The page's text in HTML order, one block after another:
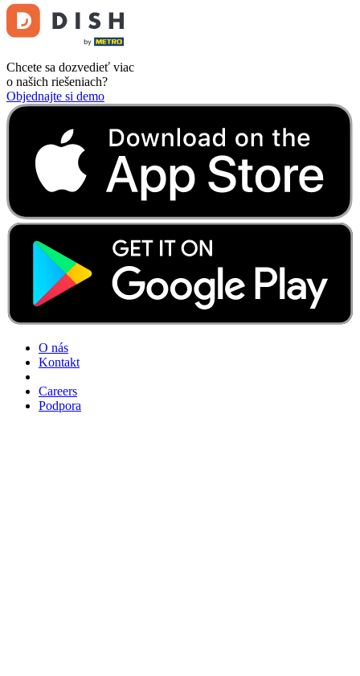
Chcete sa dozvedieť viac
o našich riešeniach?
Objednajte si demo
O nás
Kontakt
Careers
Podpora